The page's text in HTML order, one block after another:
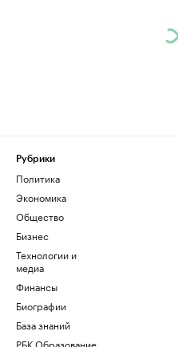
Рубрики
Политика
Экономика
Общество
Бизнес
Технологии и
медиа
Финансы
Биографии
База знаний
РБК Образование